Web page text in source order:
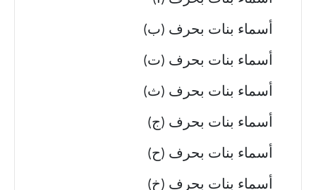
أسماء بنات بحرف (ب)
أسماء بنات بحرف (ت)
أسماء بنات بحرف (ث)
أسماء بنات بحرف (ج)
أسماء بنات بحرف (ح)
أسماء بنات بحرف (خ)